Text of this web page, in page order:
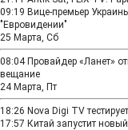
09:19 Вице-премьер
"Евровидении"
25 Марта, Сб
08:04 Провайдер «Ланет»
вещание
24 Марта, Пт
18:26 Nova Digi TV
17:57 Китай запустит